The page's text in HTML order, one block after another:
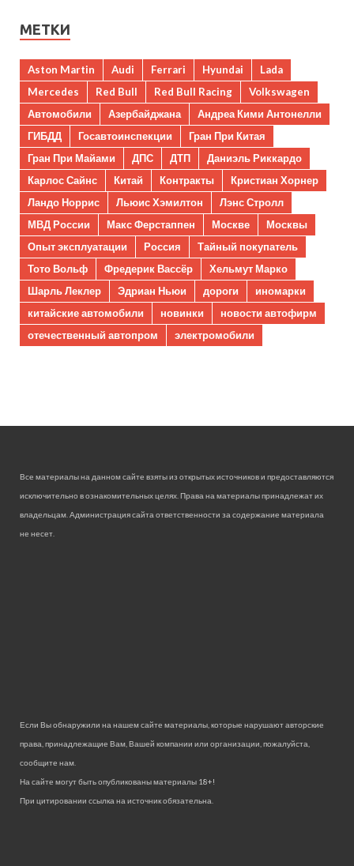
МЕТКИ
Aston Martin Audi Ferrari Hyundai
Lada
Mercedes
Red Bull Red Bull Racing
Volkswagen
Автомобили
Азербайджана
Андреа Кими Антонелли
ГИБДД
Госавтоинспекции
Гран При Китая
Гран При Майами
ДПС ДТП
Даниэль Риккардо
Карлос Сайнс
Китай Контракты
Кристиан Хорнер
Ландо Норрис
Льюис Хэмилтон
Лэнс Стролл
МВД России
Макс Ферстаппен Москве
Москвы
Опыт эксплуатации
Россия
Тайный покупатель
Тото Вольф
Фредерик Вассёр
Хельмут Марко
Шарль Леклер
Эдриан Ньюи дороги
иномарки
китайские автомобили
новинки
новости автофирм
отечественный автопром
электромобили
Все материалы на данном сайте взяты из открытых источников и предоставляются
исключительно в ознакомительных целях. Права на материалы принадлежат их
владельцам. Администрация сайта ответственности за содержание материала
не несет.
Если Вы обнаружили на нашем сайте материалы, которые нарушают авторские
права, принадлежащие Вам, Вашей компании или организации, пожалуйста,
сообщите нам.
На сайте могут быть опубликованы материалы 18+!
При цитировании ссылка на источник обязательна.